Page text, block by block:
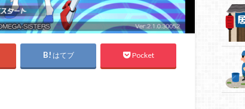
はてブ Pocket